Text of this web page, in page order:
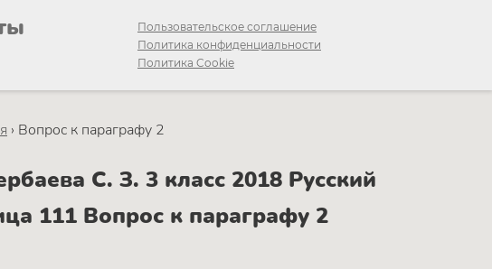
Пользовательское соглашение
Политика конфиденциальности
Политика Cookie
› Вопрос к параграфу 2
C. З. 3 класс 2018 Русский
111 Вопрос к параграфу 2